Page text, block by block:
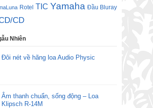
Rotel TIC Yamaha Đầu Bluray
CD
Nhiên
Đôi nét về hãng loa Audio Physic
Âm thanh chuẩn, sống động – Loa
Klipsch R-14M